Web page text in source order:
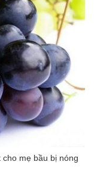
mẹ bầu bị nóng